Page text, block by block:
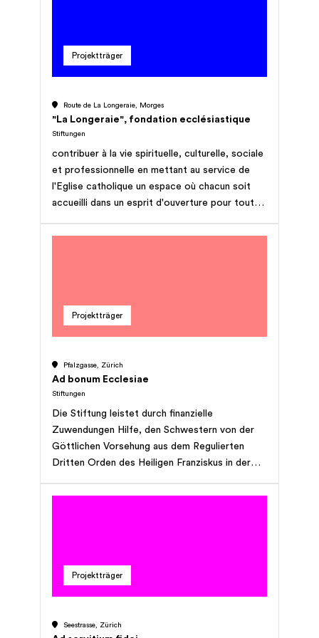
Projektträger
Route de La Longeraie, Morges
"La Longeraie", fondation ecclésiastique
Stiftungen
contribuer à la vie spirituelle, culturelle, sociale
et professionnelle en mettant au service de
l'Eglise catholique un espace où chacun soit
accueilli dans un esprit d'ouverture pour toutes
formation, ainsi que toutes retraites
Projektträger
Pfalzgasse, Zürich
Ad bonum Ecclesiae
Stiftungen
Die Stiftung leistet durch finanzielle
Zuwendungen Hilfe, den Schwestern von der
Göttlichen Vorsehung aus dem Regulierten
Dritten Orden des Heiligen Franziskus in der
Auftrag der Verkündigung und der Diakonie,
die Ziele durch Werke, die die Frömmigkeit,
verwirklichen (Can. 114-§2.)
Projektträger
Seestrasse, Zürich